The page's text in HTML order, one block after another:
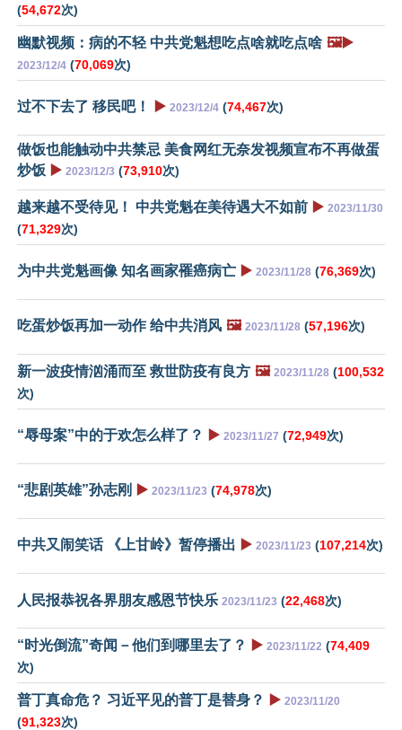
(54,672次)
幽默视频：病的不轻 中共党魁想吃点啥就吃点啥 🖼️▶️
2023/12/4 (70,069次)
过不下去了 移民吧！ ▶️ 2023/12/4 (74,467次)
做饭也能触动中共禁忌 美食网红无奈发视频宣布不再做蛋
炒饭 ▶️ 2023/12/3 (73,910次)
越来越不受待见！ 中共党魁在美待遇大不如前 ▶️ 2023/11/30
(71,329次)
为中共党魁画像 知名画家罹癌病亡 ▶️ 2023/11/28 (76,369次)
吃蛋炒饭再加一动作 给中共消风 🖼️ 2023/11/28 (57,196次)
新一波疫情汹涌而至 救世防疫有良方 🖼️ 2023/11/28 (100,532
次)
“辱母案”中的于欢怎么样了？ ▶️ 2023/11/27 (72,949次)
“悲剧英雄”孙志刚 ▶️ 2023/11/23 (74,978次)
中共又闹笑话 《上甘岭》暂停播出 ▶️ 2023/11/23 (107,214次)
人民报恭祝各界朋友感恩节快乐 2023/11/23 (22,468次)
“时光倒流”奇闻－他们到哪里去了？ ▶️ 2023/11/22 (74,409
次)
普丁真命危？ 习近平见的普丁是替身？ ▶️ 2023/11/20
(91,323次)